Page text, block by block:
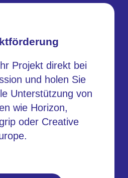
Projekt direkt bei
und holen Sie
Unterstützung von
wie Horizon,
oder Creative